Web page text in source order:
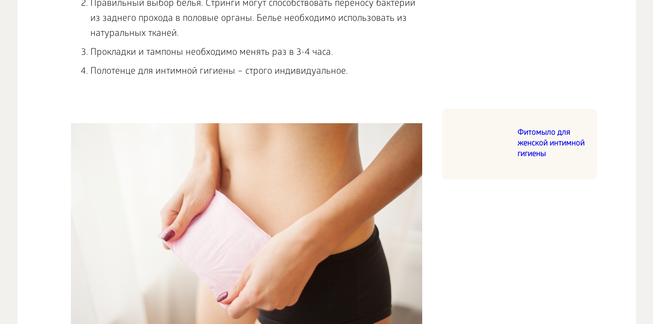
Правильный выбор белья. Стринги могут способствовать переносу бактерий
из заднего прохода в половые органы. Белье необходимо использовать из
натуральных тканей.
Прокладки и тампоны необходимо менять раз в 3-4 часа.
Полотенце для интимной гигиены – строго индивидуальное.
Фитомыло для
женской интимной
гигиены